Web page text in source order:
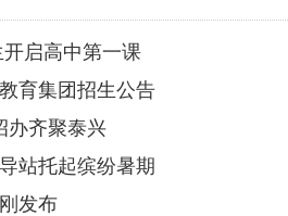
启高中第一课
育集团招生公告
办齐聚泰兴
站托起缤纷暑期
发布